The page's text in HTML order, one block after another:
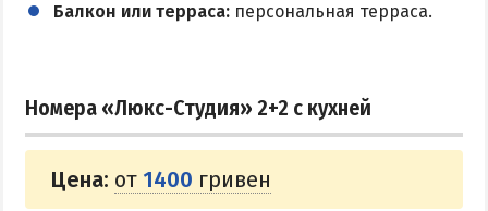
Поездки на море — лайфхаки
Затока
Каролино-Бугаз
Лазурное
Балкон или терраса: персональная терраса.
Номера «Люкс-Студия» 2+2 с кухней
Цена: от 1400 гривен